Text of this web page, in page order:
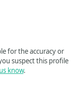
for the accuracy or
suspect this profile
know.